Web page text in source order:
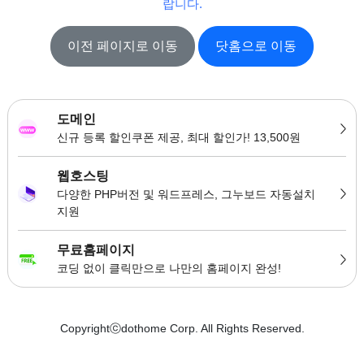
랍니다.
이전 페이지로 이동 닷홈으로 이동
도메인
신규 등록 할인쿠폰 제공, 최대 할인가! 13,500원
웹호스팅
다양한 PHP버전 및 워드프레스, 그누보드 자동설치
지원
무료홈페이지
코딩 없이 클릭만으로 나만의 홈페이지 완성!
Copyrightⓒdothome Corp. All Rights Reserved.